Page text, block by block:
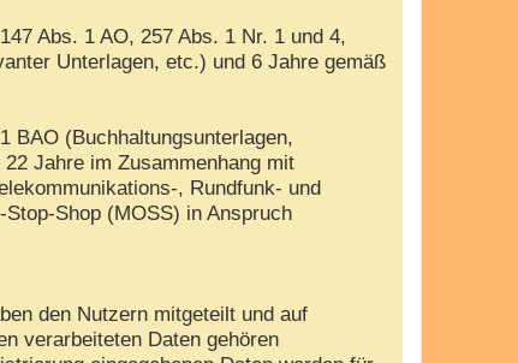
Abs. 1 AO, 257 Abs. 1 Nr. 1 und 4,
Unterlagen, etc.) und 6 Jahre gemäß
BAO (Buchhaltungsunterlagen,
Jahre im Zusammenhang mit
, Rundfunk- und
Shop (MOSS) in Anspruch
den Nutzern mitgeteilt und auf
verarbeiteten Daten gehören